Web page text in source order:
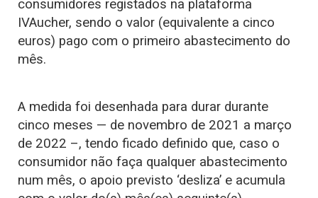
consumidores registados na plataforma
IVAucher, sendo o valor (equivalente a cinco
euros) pago com o primeiro abastecimento do
mês.
A medida foi desenhada para durar durante
cinco meses — de novembro de 2021 a março
de 2022 –, tendo ficado definido que, caso o
consumidor não faça qualquer abastecimento
num mês, o apoio previsto ‘desliza’ e acumula